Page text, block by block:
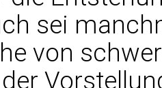
sei
von